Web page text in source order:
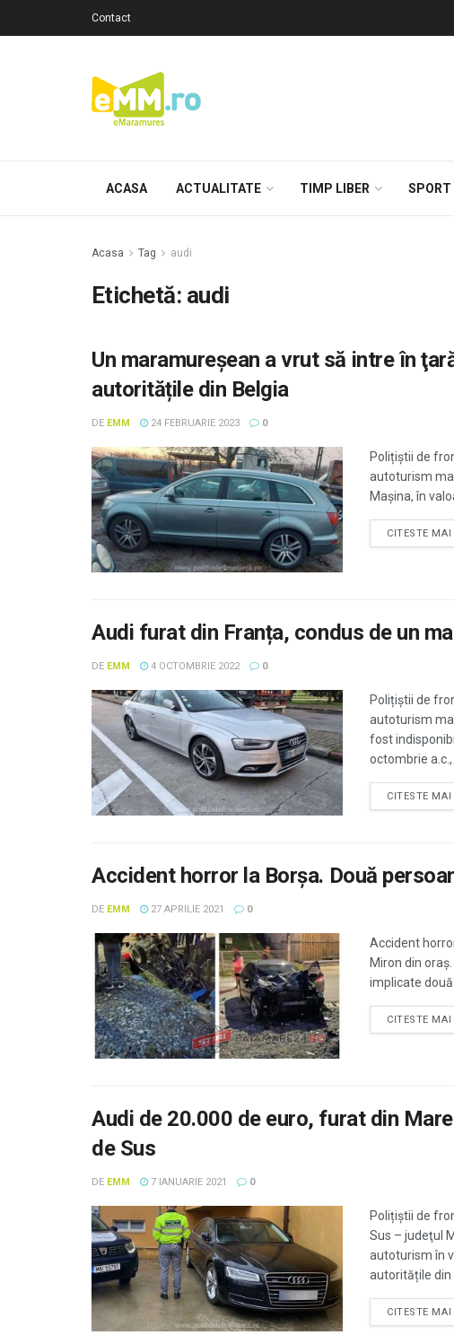
Contact
ACASA ACTUALITATE TIMP LIBER SPORT
Acasa Tag audi
Etichetă: audi
Un maramureşean a vrut să intre în
autoritățile din Belgia
DE EMM 24 FEBRUARIE 2023 0
Polițiștii de
autoturism
Mașina, în
CITESTE
Audi furat din Franța, condus de un
DE EMM 4 OCTOMBRIE 2022 0
Polițiștii de
autoturism
fost
octombrie a.c.,
CITESTE
Accident horror la Borșa. Două
DE EMM 27 APRILIE 2021 0
Accident
Miron din
implicate două
CITESTE
Audi de 20.000 de euro, furat din
de Sus
DE EMM 7 IANUARIE 2021 0
Polițiștii de
Sus – judeţul
autoturism în
autoritățile din
CITESTE